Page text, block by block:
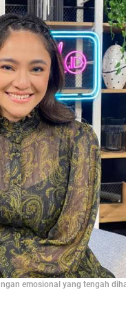
emosional yang tengah